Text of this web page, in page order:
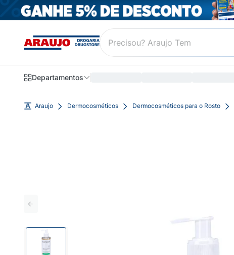
Departamentos
Araujo Dermocosméticos Dermocosméticos para o Rosto